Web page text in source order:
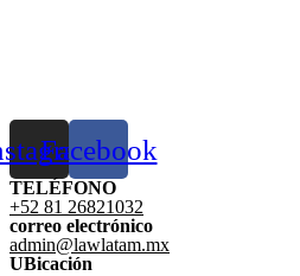
Facebook
TELÉFONO
+52 81 26821032
correo electrónico
admin@lawlatam.mx
UBicación